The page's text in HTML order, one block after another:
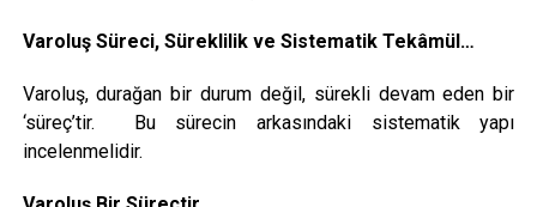
Varoluş Süreci, Süreklilik ve Sistematik Tekâmül…
Varoluş, durağan bir durum değil, sürekli devam eden bir
‘süreç’tir. Bu sürecin arkasındaki sistematik yapı
incelenmelidir.